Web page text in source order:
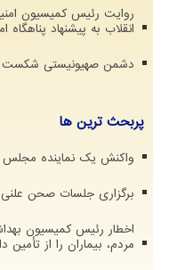
روایت رئیس کمیسیون
انقلاب به پیشنهاد پناهگاه
دشمن صهیونیستی شکست
پربحث ترین ها
واکنش یک نماینده مجلس
برگزاری جلسات صحن
اخطار رئیس کمیسیون
مردم، بیماران را از تأمین